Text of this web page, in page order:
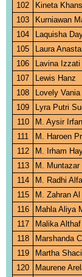
102
Kineta
103
Kurniawan
104
Laquisha
105
Laura
106
Lavina
107
Lewis Hanz
108
Lovely
109
Lyra Putri
110
M. Aysir Irfan
111
M. Haroen
112
M. Irham
113
M.
114
M. Radhi
115
M. Zahran
116
Mahla Aliya
117
Malika
118
Marshanda
119
Martha
120
Maurene